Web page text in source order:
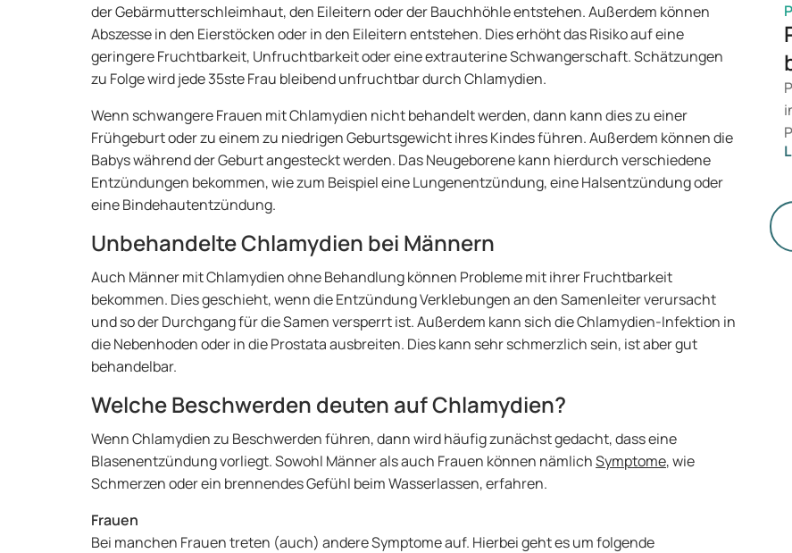
der Gebärmutterschleimhaut, den Eileitern oder der Bauchhöhle entstehen. Außerdem können
Abszesse in den Eierstöcken oder in den Eileitern entstehen. Dies erhöht das Risiko auf eine
geringere Fruchtbarkeit, Unfruchtbarkeit oder eine extrauterine Schwangerschaft. Schätzungen
zu Folge wird jede 35ste Frau bleibend unfruchtbar durch Chlamydien.
Wenn schwangere Frauen mit Chlamydien nicht behandelt werden, dann kann dies zu einer
Frühgeburt oder zu einem zu niedrigen Geburtsgewicht ihres Kindes führen. Außerdem können die
Babys während der Geburt angesteckt werden. Das Neugeborene kann hierdurch verschiedene
Entzündungen bekommen, wie zum Beispiel eine Lungenentzündung, eine Halsentzündung oder
eine Bindehautentzündung.
Unbehandelte Chlamydien bei Männern
Auch Männer mit Chlamydien ohne Behandlung können Probleme mit ihrer Fruchtbarkeit
bekommen. Dies geschieht, wenn die Entzündung Verklebungen an den Samenleiter verursacht
und so der Durchgang für die Samen versperrt ist. Außerdem kann sich die Chlamydien-Infektion in
die Nebenhoden oder in die Prostata ausbreiten. Dies kann sehr schmerzlich sein, ist aber gut
behandelbar.
Welche Beschwerden deuten auf Chlamydien?
Wenn Chlamydien zu Beschwerden führen, dann wird häufig zunächst gedacht, dass eine
Blasenentzündung vorliegt. Sowohl Männer als auch Frauen können nämlichSymptome, wie
Schmerzen oder ein brennendes Gefühl beim Wasserlassen, erfahren.
Frauen
Bei manchen Frauen treten (auch) andere Symptome auf. Hierbei geht es um folgende